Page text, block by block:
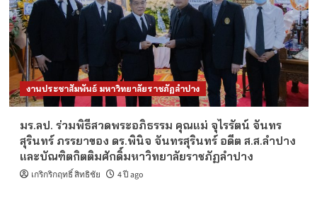
งานประชาสัมพันธ์ มหาวิทยาลัยราชภัฏลำปาง
มร.ลป. ร่วมพิธีสวดพระอภิธรรม คุณแม่ จุไรรัตน์ จันทร
สุรินทร์ ภรรยาของ ดร.พินิจ จันทรสุรินทร์ อดีต ส.ส.ลำปาง
และบัณฑิตกิตติมศักดิ์มหาวิทยาลัยราชภัฏลำปาง
เกริกริกฤทธิ์ สิทธิชัย 4 ปี ago